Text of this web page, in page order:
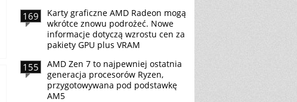
169
Karty graficzne AMD Radeon mogą
wkrótce znowu podrożeć. Nowe
informacje dotyczą wzrostu cen za
pakiety GPU plus VRAM
155
AMD Zen 7 to najpewniej ostatnia
generacja procesorów Ryzen,
przygotowywana pod podstawkę
AM5